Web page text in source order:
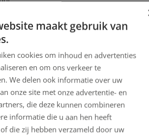
op te
current/local/
maakt gebruik van
cookies om inhoud en advertenties
en om ons verkeer te
We delen ook informatie over uw
onze site met onze advertentie- en
die deze kunnen combineren
informatie die u aan hen heeft
die zij hebben verzameld door uw